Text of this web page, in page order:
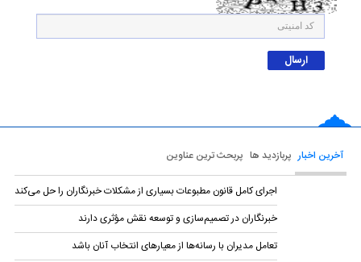
آخرین اخبار پربازدید ها پربحث ترین عناوین
اجرای کامل قانون مطبوعات بسیاری از مشکلات خبرنگاران را حل می‌کند
خبرنگاران در تصمیم‌سازی و توسعه نقش مؤثری دارند
تعامل مدیران با رسانه‌ها از معیارهای انتخاب آنان باشد